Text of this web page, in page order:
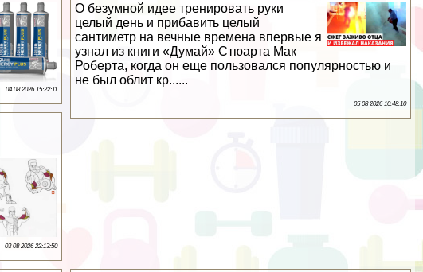
О безумной идее тренировать руки
целый день и прибавить целый
сантиметр на вечные времена впервые я
узнал из книги «Думай» Стюарта Мак
Роберта, когда он еще пользовался популярностью и
не был облит кр......
05 08 2026 10:48:10
04 08 2026 15:22:11
03 08 2026 22:13:50